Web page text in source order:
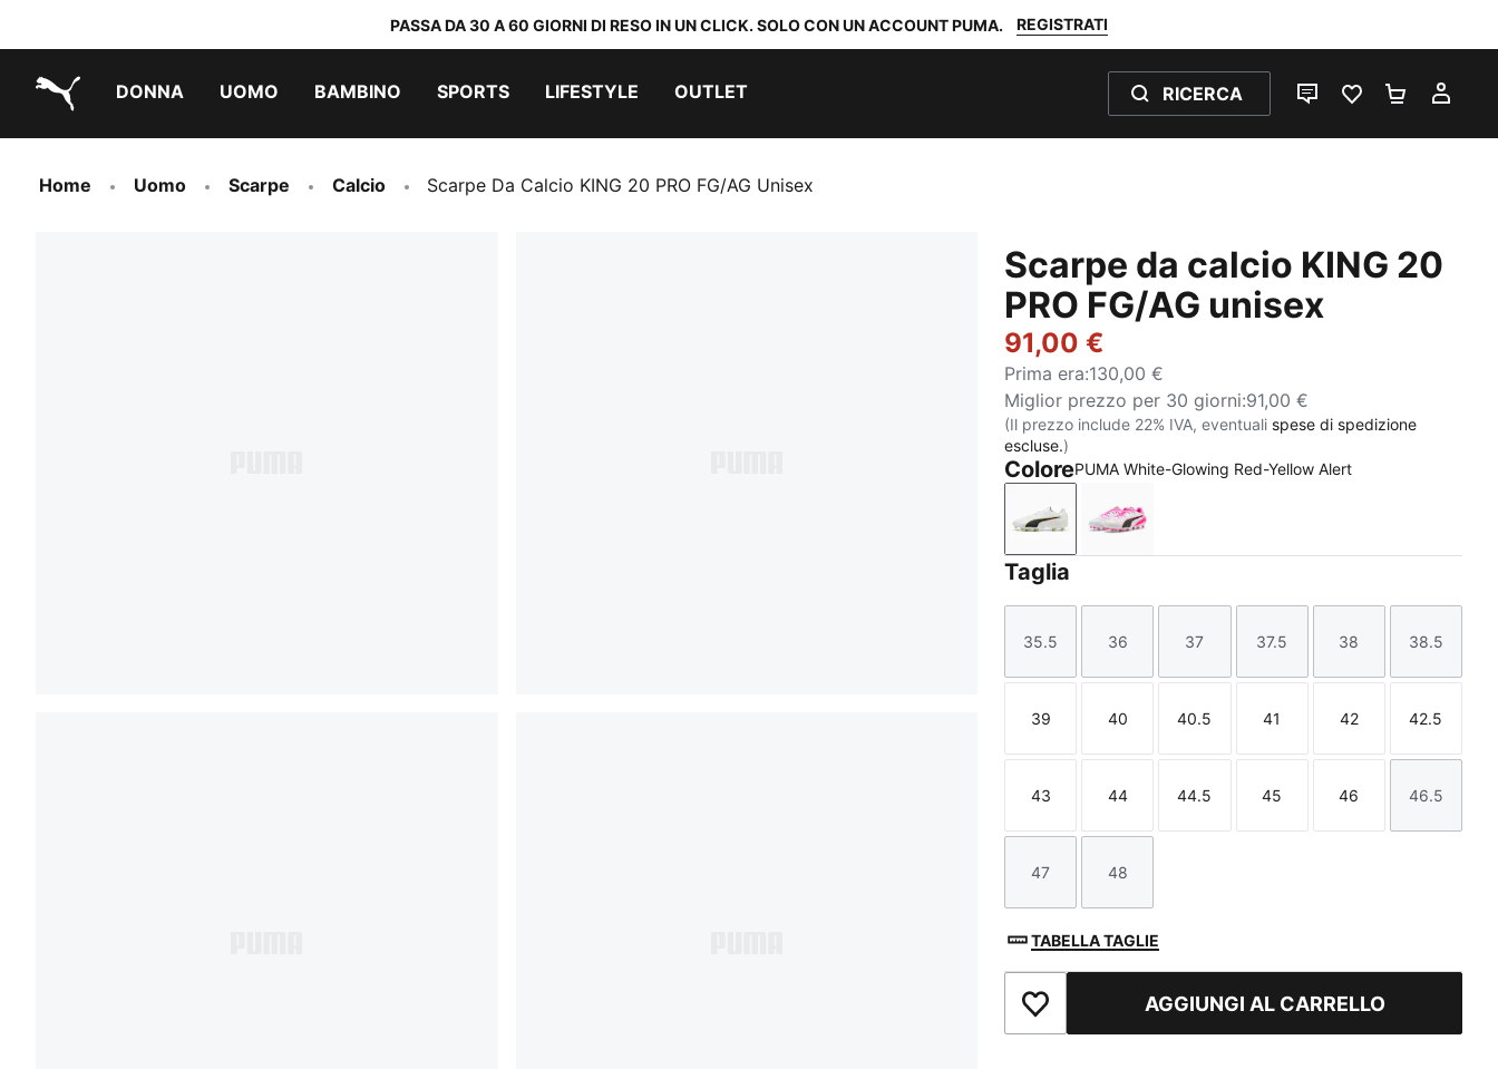
PASSA DA 30 A 60 GIORNI DI RESO IN UN CLICK. SOLO CON UN ACCOUNT PUMA. REGISTRATI
DONNA UOMO BAMBINO SPORTS LIFESTYLE OUTLET RICERCA
CHAT PREFERITI 0
Home Uomo Scarpe Calcio Scarpe Da Calcio KING 20 PRO FG/AG Unisex
Scarpe da calcio KING 20
PRO FG/AG unisex
91,00 €
Prima era:130,00 €
Miglior prezzo per 30 giorni:91,00 €
(Il prezzo include 22% IVA, eventuali spese di spedizione
escluse.)
ColorePUMA White-Glowing Red-Yellow Alert
PUMA White-Glowing Red-Yellow Alert
PUMA White-Poison Pink-Bright Aqua
Taglia
Taglia
35.5
Taglia
36
Taglia
37
Taglia
37.5
Taglia
38
Taglia
38.5
Taglia
39
Taglia
40
Taglia
40.5
Taglia
41
Taglia
42
Taglia
42.5
Taglia
43
Taglia
44
Taglia
44.5
Taglia
45
Taglia
46
Taglia
46.5
Taglia
47
Taglia
48
TABELLA TAGLIE
Aggiungi ai PreferitiAGGIUNGI AL CARRELLO